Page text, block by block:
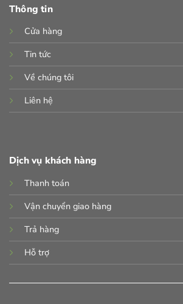
Thông tin
Cửa hàng
Tin tức
Về chúng tôi
Liên hệ
Dịch vụ khách hàng
Thanh toán
Vận chuyển giao hàng
Trả hàng
Hỗ trợ